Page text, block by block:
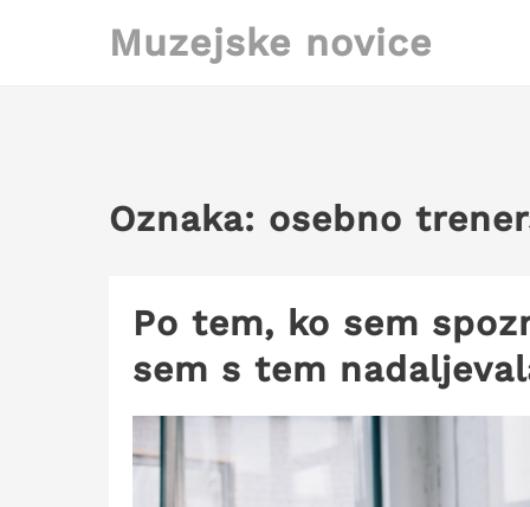
Muzejske novice
Oznaka: osebno
Po tem, ko sem
sem s tem